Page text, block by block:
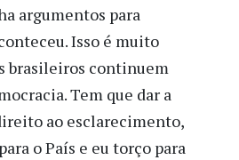
argumentos para
Isso é muito
brasileiros continuem
Tem que dar a
ao esclarecimento,
o País e eu torço para